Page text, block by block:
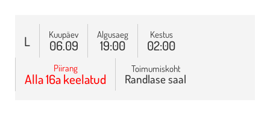
L Kuupäev
06.09
Algusaeg
19:00
Kestus
02:00
Piirang
Alla 16a keelatud
Toimumiskoht
Randlase saal